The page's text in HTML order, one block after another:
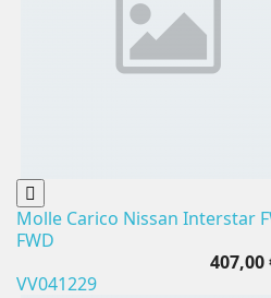
Molle Carico Nissan Interstar
FWD
407,00
VV041229